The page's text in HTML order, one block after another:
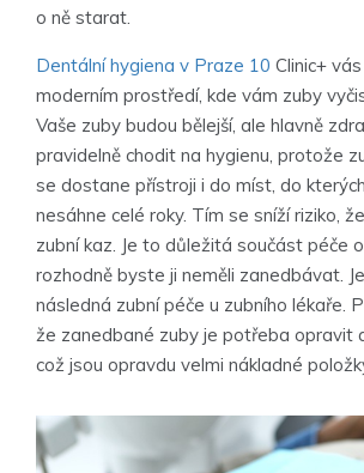
o ně starat.
Dentální hygiena v Praze 10 Clinic+
moderním prostředí, kde vám zuby
Vaše zuby budou bělejší, ale hlavně
pravidelně chodit na hygienu, protože
se dostane přístroji i do míst, do
nesáhne celé roky. Tím se sníží riziko,
zubní kaz. Je to důležitá součást péče
rozhodně byste ji neměli zanedbávat.
následná zubní péče u zubního lékaře.
že zanedbané zuby je potřeba opravit
což jsou opravdu velmi nákladné